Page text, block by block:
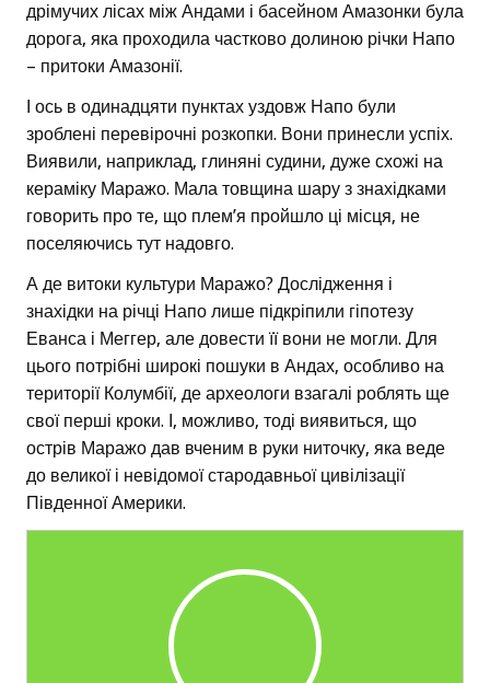
дрімучих лісах між Андами і басейном Амазонки була
дорога, яка проходила частково долиною річки Напо
– притоки Амазонії.
І ось в одинадцяти пунктах уздовж Напо були
зроблені перевірочні розкопки. Вони принесли успіх.
Виявили, наприклад, глиняні судини, дуже схожі на
кераміку Маражо. Мала товщина шару з знахідками
говорить про те, що плем’я пройшло ці місця, не
поселяючись тут надовго.
А де витоки культури Маражо? Дослідження і
знахідки на річці Напо лише підкріпили гіпотезу
Еванса і Меггер, але довести її вони не могли. Для
цього потрібні широкі пошуки в Андах, особливо на
території Колумбії, де археологи взагалі роблять ще
свої перші кроки. І, можливо, тоді виявиться, що
острів Маражо дав вченим в руки ниточку, яка веде
до великої і невідомої стародавньої цивілізації
Південної Америки.